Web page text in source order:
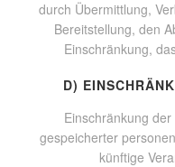
durch Übermittlung,
Bereitstellung, den
Einschränkung,
D)
Einschränkung
gespeicherter
künftige